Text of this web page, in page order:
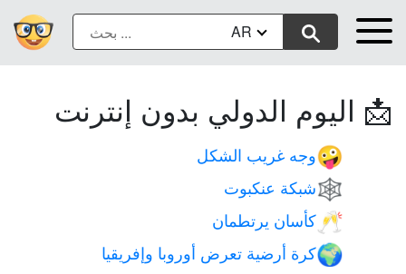
AR
📩 اليوم الدولي بدون إنترنت
🤪وجه غريب الشكل
🕸️شبكة عنكبوت
🥂 كأسان يرتطمان
🌍كرة أرضية تعرض أوروبا وإفريقيا